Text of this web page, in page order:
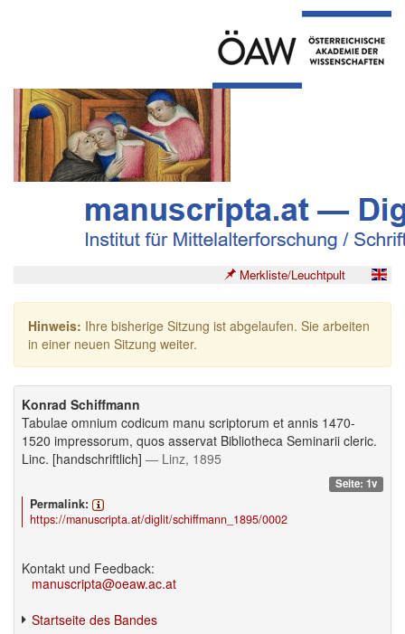
Merkliste/Leuchtpult
Hinweis: Ihre bisherige Sitzung ist abgelaufen. Sie arbeiten
in einer neuen Sitzung weiter.
Konrad Schiffmann
Tabulae omnium codicum manu scriptorum et annis 1470-
1520 impressorum, quos asservat Bibliotheca Seminarii cleric.
Linc. [handschriftlich] — Linz, 1895
Seite: 1v
Permalink:
https://manuscripta.at/diglit/schiffmann_1895/0002
Kontakt und Feedback:
manuscripta@oeaw.ac.at
Startseite des Bandes